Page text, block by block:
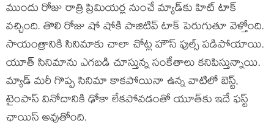
ముందు రోజు రాత్రి ప్రిమియ‌ర్ల నుంచే మ్యాడ్‌కు హిట్ టాక్
వ‌చ్చింది. తొలి రోజు షో షోకి పాజిటివ్ టాక్ పెరుగుతూ వెళ్తోంది.
సాయంత్రానికి సినిమాకు చాలా చోట్ల హౌస్ ఫుల్స్ ప‌డిపోయాయి.
యూత్ సినిమాను ఎగ‌బ‌డి చూస్తున్న సంకేతాలు క‌నిపిస్తున్నాయి.
మ్యాడ్ మ‌రీ గొప్ప సినిమా కాక‌పోయినా ఉన్న వాటిలో బెస్ట్,
టైంపాస్ వినోదానికి ఢోకా లేక‌పోవ‌డంతో యూత్‌కు ఇదే ఫ‌స్ట్
ఛాయిస్ అవుతోంది.